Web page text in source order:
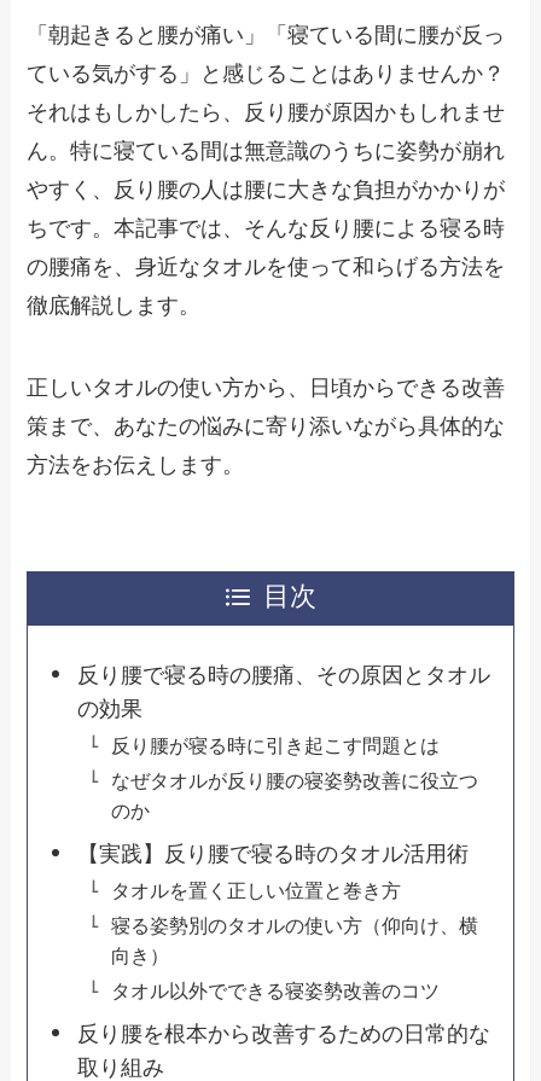
「朝起きると腰が痛い」「寝ている間に腰が反っ
ている気がする」と感じることはありませんか？
それはもしかしたら、反り腰が原因かもしれませ
ん。特に寝ている間は無意識のうちに姿勢が崩れ
やすく、反り腰の人は腰に大きな負担がかかりが
ちです。本記事では、そんな反り腰による寝る時
の腰痛を、身近なタオルを使って和らげる方法を
徹底解説します。
正しいタオルの使い方から、日頃からできる改善
策まで、あなたの悩みに寄り添いながら具体的な
方法をお伝えします。
目次
反り腰で寝る時の腰痛、その原因とタオル
の効果
反り腰が寝る時に引き起こす問題とは
なぜタオルが反り腰の寝姿勢改善に役立つ
のか
【実践】反り腰で寝る時のタオル活用術
タオルを置く正しい位置と巻き方
寝る姿勢別のタオルの使い方（仰向け、横
向き）
タオル以外でできる寝姿勢改善のコツ
反り腰を根本から改善するための日常的な
取り組み